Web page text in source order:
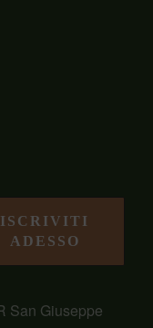
San Giuseppe